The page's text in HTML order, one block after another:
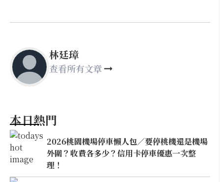
林廷璋
查看所有文章
本日熱門
2026桃園機場停車懶人包／要停桃機還是機場
外圍？收費各多少？信用卡停車優惠一次整
理！